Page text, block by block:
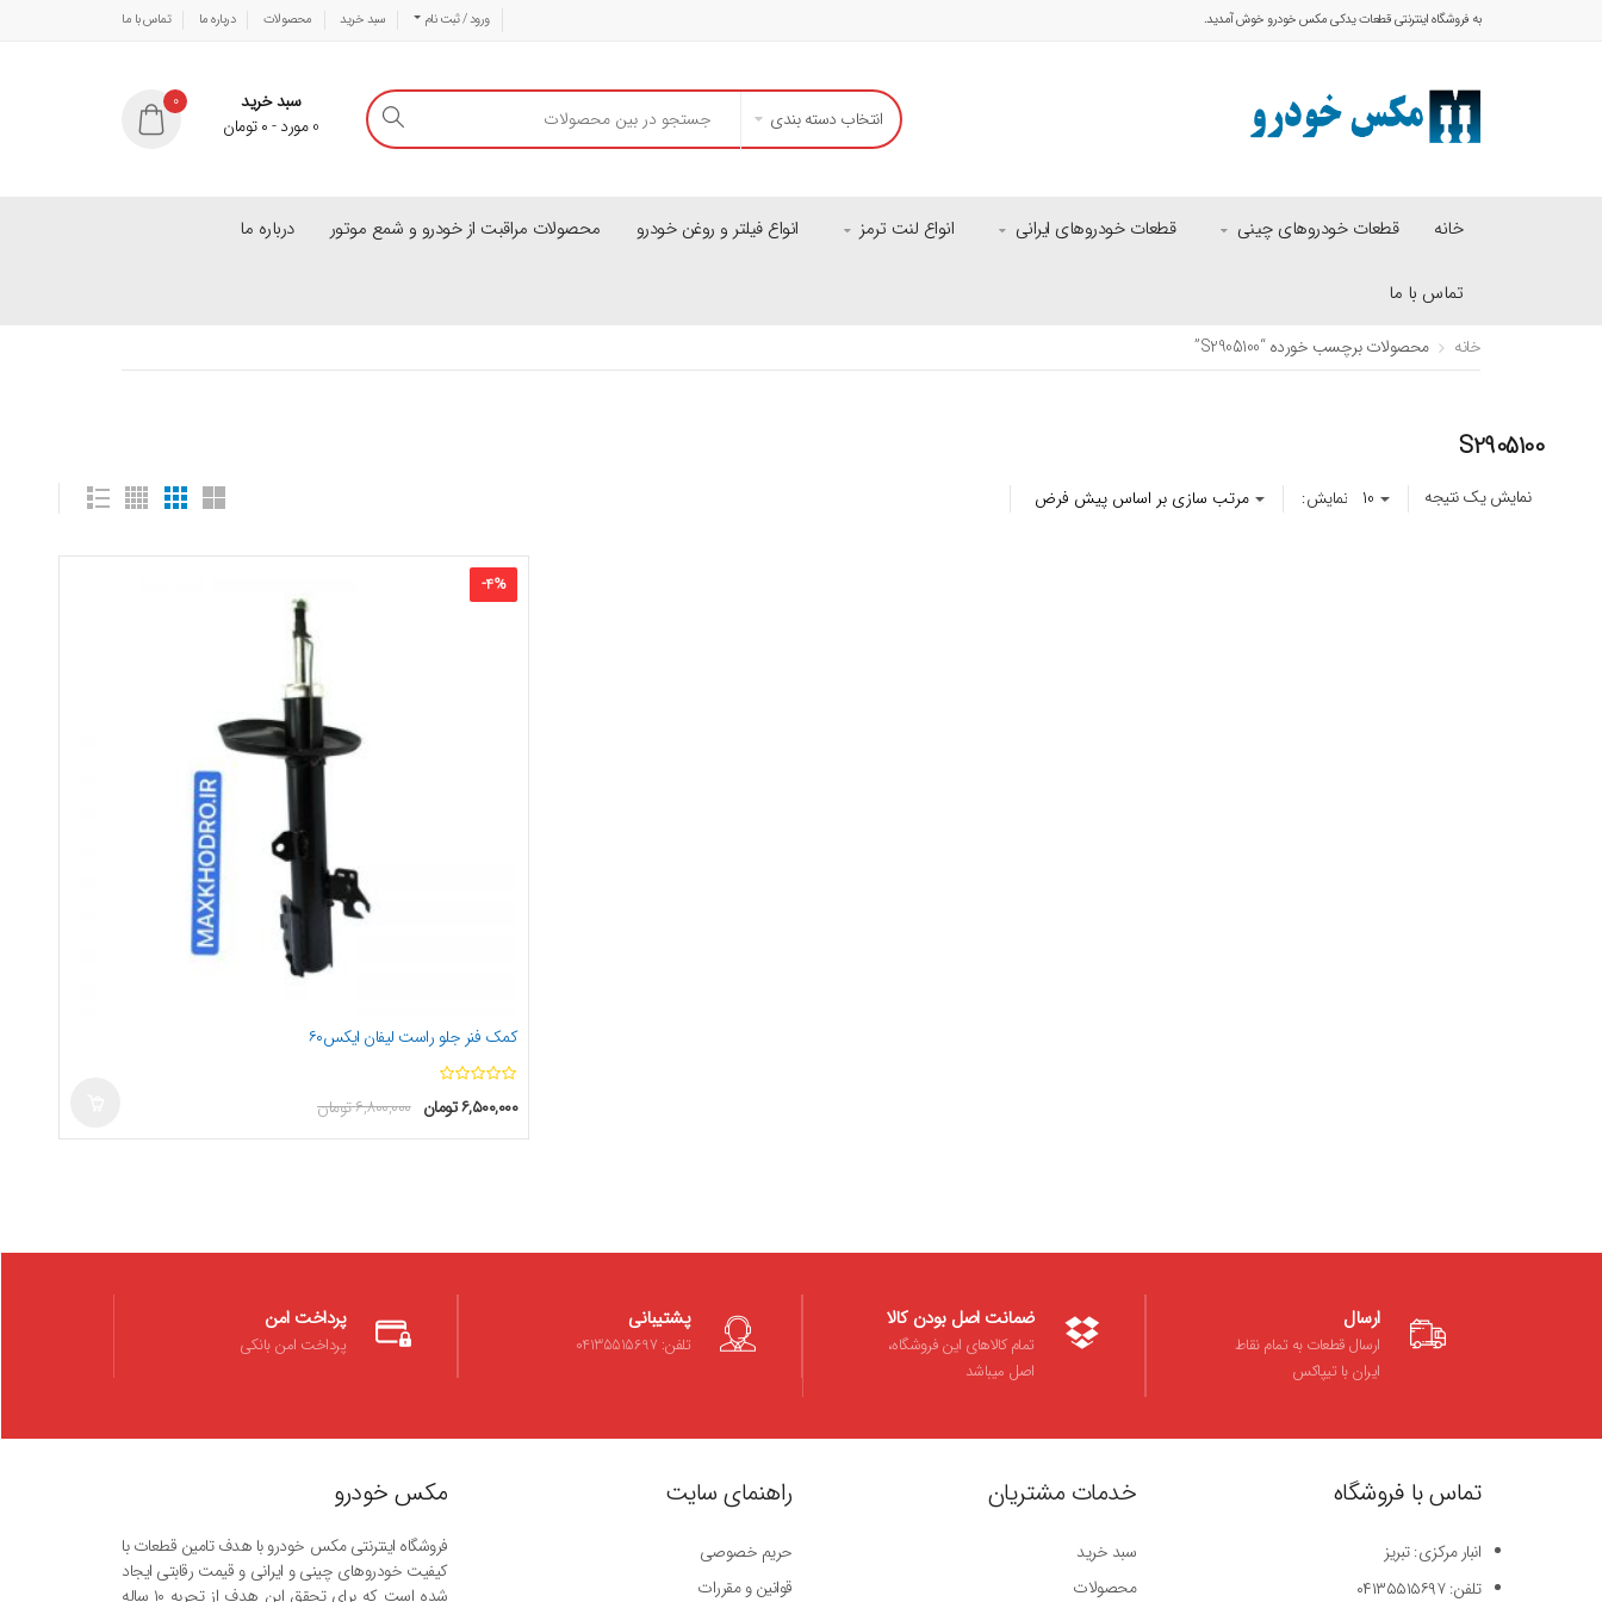
به فروشگاه اینترنتی قطعات یدکی مکس خودرو خوش آمدید. ورود / ثبت نام سبد خرید محصولات درباره ما تماس با ما
انتخاب دسته بندی
0
سبد خرید
0مورد-۰ تومان
خانه قطعات خودروهای چینی قطعات خودروهای ایرانی انواع لنت ترمز انواع فیلتر و روغن خودرو محصولات مراقبت از خودرو و شمع موتور درباره ما
تماس با ما
خانه محصولات برچسب خورده “S2905100”
S2905100
نمایش یک نتیجه نمایش:
-4%
کمک فنر جلو راست لیفان ایکس۶۰
۶,۸۰۰,۰۰۰تومان ۶,۵۰۰,۰۰۰تومان
پرداخت امن
پرداخت امن بانکی
پشتیبانی
تلفن: 04135515697
ضمانت اصل بودن کالا
تمام کالاهای این فروشگاه،
اصل میباشد
ارسال
ارسال قطعات به تمام نقاط
ایران با تیپاکس
مکس خودرو
فروشگاه اینترنتی مکس خودرو با هدف تامین قطعات با
کیفیت خودروهای چینی و ایرانی و قیمت رقابتی ایجاد
شده است که برای تحقق این هدف از تجربه ۱۰ ساله
راهنمای سایت
حریم خصوصی
قوانین و مقررات
خدمات مشتریان
سبد خرید
محصولات
تماس با فروشگاه
انبار مرکزی: تبریز
تلفن: ۰۴۱۳۵۵۱۵۶۹۷